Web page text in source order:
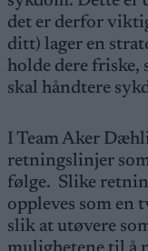
det er derfor
ditt) lager en
holde dere friske,
skal håndtere
I Team Aker
retningslinjer
følge. Slike
oppleves som en
slik at utøvere